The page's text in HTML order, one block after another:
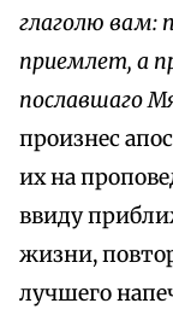
глаголю вам:
приемлет, а
пославшаго
произнес
их на
ввиду
жизни,
лучшего